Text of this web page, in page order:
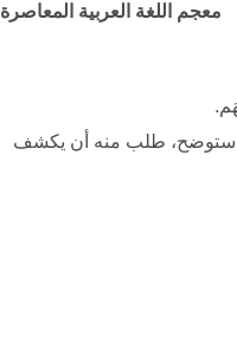
معجم اللغة العربية المعاصرة
استوضح، طلب منه أن يكشف